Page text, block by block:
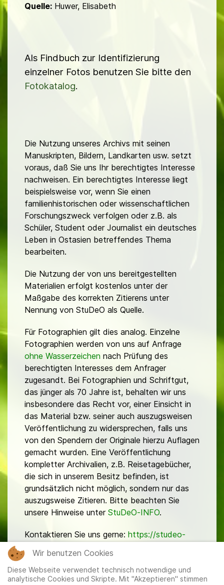
Quelle: Huwer, Elisabeth
Als Findbuch zur Identifizierung
einzelner Fotos benutzen Sie bitte den
Fotokatalog.
Die Nutzung unseres Archivs mit seinen
Manuskripten, Bildern, Landkarten usw. setzt
voraus, daß Sie uns Ihr berechtigtes Interesse
nachweisen. Ein berechtigtes Interesse liegt
beispielsweise vor, wenn Sie einen
familienhistorischen oder wissenschaftlichen
Forschungszweck verfolgen oder z.B. als
Schüler, Student oder Journalist ein deutsches
Leben in Ostasien betreffendes Thema
bearbeiten.
Die Nutzung der von uns bereitgestellten
Materialien erfolgt kostenlos unter der
Maßgabe des korrekten Zitierens unter
Nennung von StuDeO als Quelle.
Für Fotographien gilt dies analog. Einzelne
Fotographien werden von uns auf Anfrage
ohne Wasserzeichen nach Prüfung des
berechtigten Interesses dem Anfrager
zugesandt. Bei Fotographien und Schriftgut,
das jünger als 70 Jahre ist, behalten wir uns
insbesondere das Recht vor, einer Einsicht in
das Material bzw. seiner auch auszugsweisen
Veröffentlichung zu widersprechen, falls uns
von den Spendern der Originale hierzu Auflagen
gemacht wurden. Eine Veröffentlichung
kompletter Archivalien, z.B. Reisetagebücher,
die sich in unserem Besitz befinden, ist
grundsätzlich nicht möglich, sondern nur das
auszugsweise Zitieren. Bitte beachten Sie
unsere Hinweise unter StuDeO-INFO.
Kontaktieren Sie uns gerne: https://studeo-
Wir benutzen Cookies
Diese Webseite verwendet technisch notwendige und
analytische Cookies und Skripte. Mit "Akzeptieren" stimmen